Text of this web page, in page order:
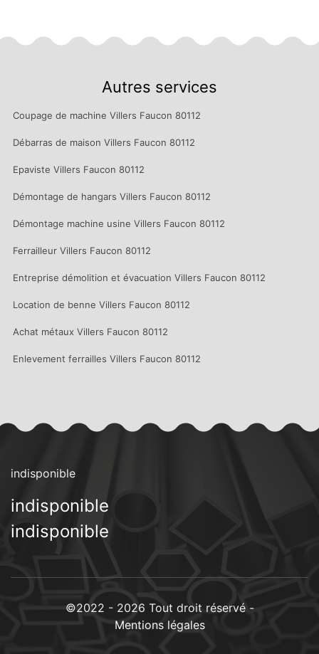
Autres services
Coupage de machine Villers Faucon 80112
Débarras de maison Villers Faucon 80112
Epaviste Villers Faucon 80112
Démontage de hangars Villers Faucon 80112
Démontage machine usine Villers Faucon 80112
Ferrailleur Villers Faucon 80112
Entreprise démolition et évacuation Villers Faucon 80112
Location de benne Villers Faucon 80112
Achat métaux Villers Faucon 80112
Enlevement ferrailles Villers Faucon 80112
indisponible
indisponible
indisponible
©2022 - 2026 Tout droit réservé -
Mentions légales